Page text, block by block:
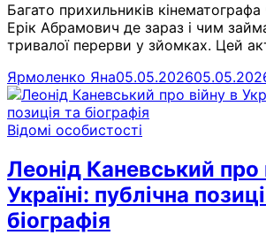
Багато прихильників
Ерік Абрамович де зараз і чим
тривалої перерви у зйомках. Цей
Ярмоленко Яна05.05.2026
Відомі особистості
Леонід Каневський про
Україні: публічна
біографія